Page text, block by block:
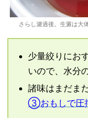
さらし濾過後。生澱は大
少量絞りにお
いので、水分
諸味はまだま
③おもしで圧